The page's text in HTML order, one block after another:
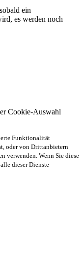
ein
es werden noch
Cookie-Auswahl
Funktionalität
oder von Drittanbietern
verwenden. Wenn Sie diese
dieser Dienste